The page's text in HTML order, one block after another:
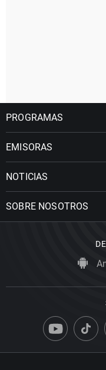
PROGRAMAS
EMISORAS
NOTICIAS
SOBRE NOSOTROS